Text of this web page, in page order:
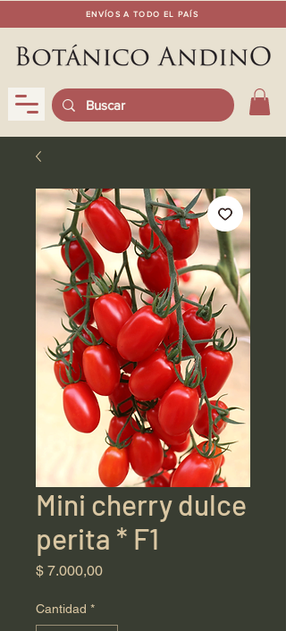
ENVÍOS A TODO EL PAÍS
Mini cherry dulce
perita * F1
$ 7.000,00Precio
Cantidad *